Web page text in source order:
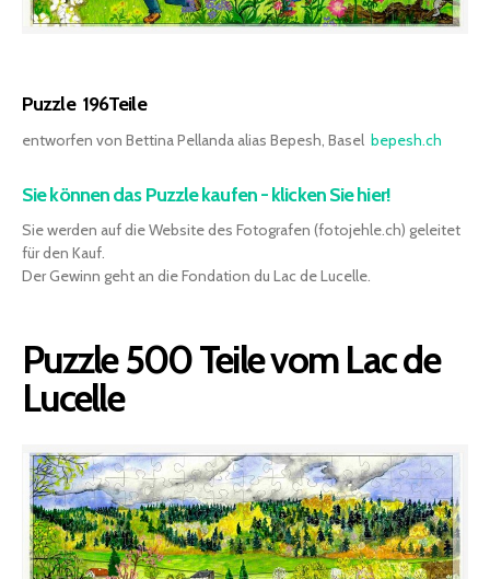
Puzzle 196Teile
entworfen von Bettina Pellanda alias Bepesh, Basel bepesh.ch
Sie können das Puzzle kaufen - klicken Sie hier!
Sie werden auf die Website des Fotografen (fotojehle.ch) geleitet
für den Kauf.
Der Gewinn geht an die Fondation du Lac de Lucelle.
Puzzle 500 Teile vom Lac de
Lucelle